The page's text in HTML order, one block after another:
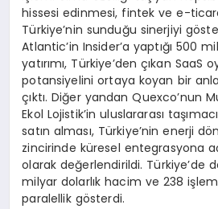
hissesi edinmesi, fintek ve e-
Türkiye’nin sunduğu sinerjiyi
Atlantic’in Insider’a yaptığı 500
yatırımı, Türkiye’den çıkan SaaS
potansiyelini ortaya koyan bir
çıktı. Diğer yandan Quexco’nun
Ekol Lojistik’in uluslararası
satın alması, Türkiye’nin enerji
zincirinde küresel entegrasyona
olarak değerlendirildi. Türkiye’de
milyar dolarlık hacim ve 238
paralellik gösterdi.